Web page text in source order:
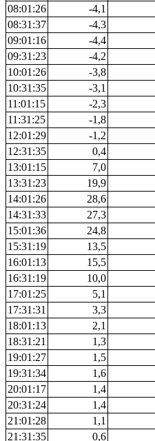
08:01:26
-4,1
08:31:37
-4,3
09:01:16
-4,4
09:31:23
-4,2
10:01:26
-3,8
10:31:35
-3,1
11:01:15
-2,3
11:31:25
-1,8
12:01:29
-1,2
12:31:35
0,4
13:01:15
7,0
13:31:23
19,9
14:01:26
28,6
14:31:33
27,3
15:01:36
24,8
15:31:19
13,5
16:01:13
15,5
16:31:19
10,0
17:01:25
5,1
17:31:31
3,3
18:01:13
2,1
18:31:21
1,3
19:01:27
1,5
19:31:34
1,6
20:01:17
1,4
20:31:24
1,4
21:01:28
1,1
21:31:35
0,6